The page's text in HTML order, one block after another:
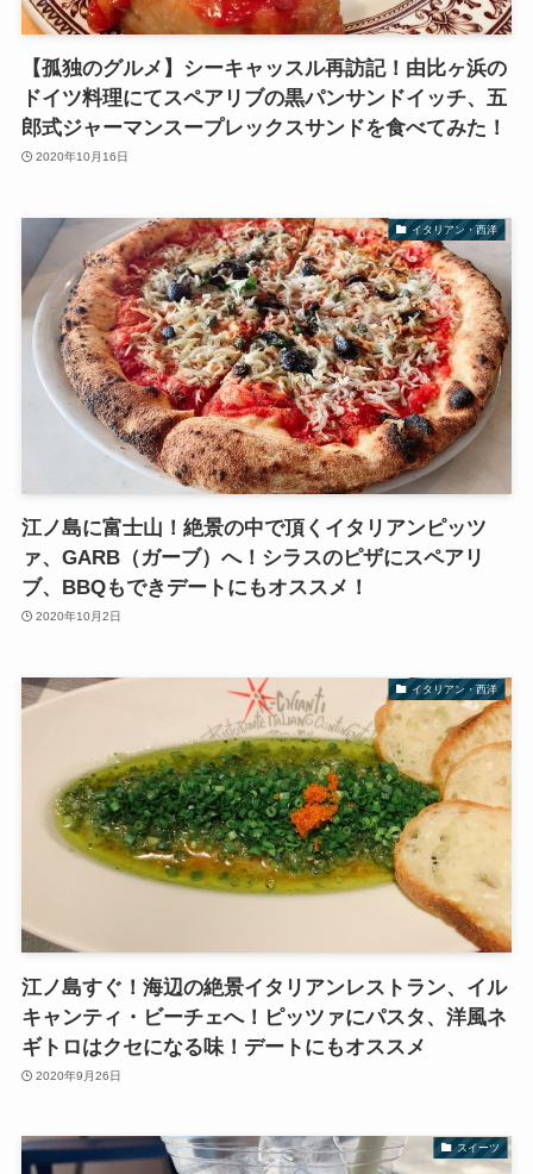
【孤独のグルメ】シーキャッスル再訪記！由比ヶ浜の
ドイツ料理にてスペアリブの黒パンサンドイッチ、五
郎式ジャーマンスープレックスサンドを食べてみた！
2020年10月16日
イタリアン・西洋
江ノ島に富士山！絶景の中で頂くイタリアンピッツ
ァ、GARB（ガーブ）へ！シラスのピザにスペアリ
ブ、BBQもできデートにもオススメ！
2020年10月2日
イタリアン・西洋
江ノ島すぐ！海辺の絶景イタリアンレストラン、イル
キャンティ・ビーチェへ！ピッツァにパスタ、洋風ネ
ギトロはクセになる味！デートにもオススメ
2020年9月26日
スイーツ